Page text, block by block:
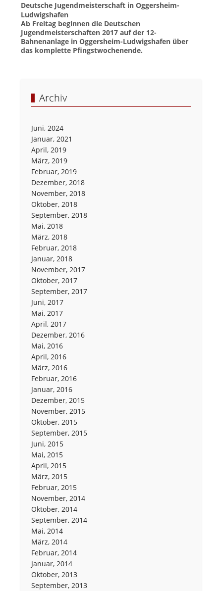
Deutsche Jugendmeisterschaft in Oggersheim-
Ludwigshafen
Ab Freitag beginnen die Deutschen
Jugendmeisterschaften 2017 auf der 12-
Bahnenanlage in Oggersheim-Ludwigshafen über
das komplette Pfingstwochenende.
Archiv
Juni, 2024
Januar, 2021
April, 2019
März, 2019
Februar, 2019
Dezember, 2018
November, 2018
Oktober, 2018
September, 2018
Mai, 2018
März, 2018
Februar, 2018
Januar, 2018
November, 2017
Oktober, 2017
September, 2017
Juni, 2017
Mai, 2017
April, 2017
Dezember, 2016
Mai, 2016
April, 2016
März, 2016
Februar, 2016
Januar, 2016
Dezember, 2015
November, 2015
Oktober, 2015
September, 2015
Juni, 2015
Mai, 2015
April, 2015
März, 2015
Februar, 2015
November, 2014
Oktober, 2014
September, 2014
Mai, 2014
März, 2014
Februar, 2014
Januar, 2014
Oktober, 2013
September, 2013